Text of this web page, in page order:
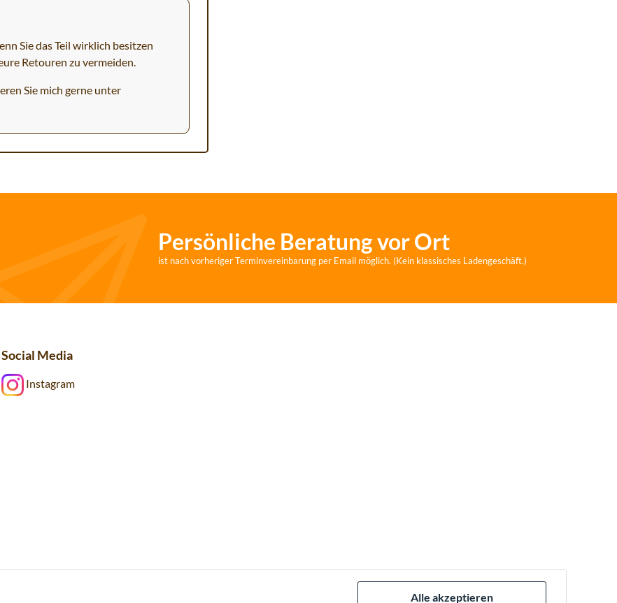
Alle akzeptieren
Sie das Teil wirklich besitzen
Retouren zu vermeiden.
Sie mich gerne unter
Persönliche Beratung vor Ort
ist nach vorheriger Terminvereinbarung per Email möglich. (Kein klassisches Ladengeschäft.)
Social Media
Instagram